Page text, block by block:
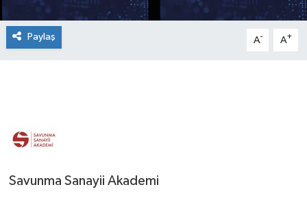
Paylaş A- A+
Savunma Sanayii Akademi